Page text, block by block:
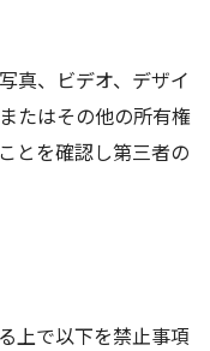
真、ビデオ、デザイ
たはその他の所有権
とを確認し第三者の
上で以下を禁止事項